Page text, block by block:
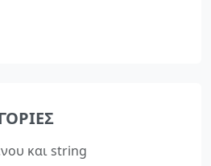
και string